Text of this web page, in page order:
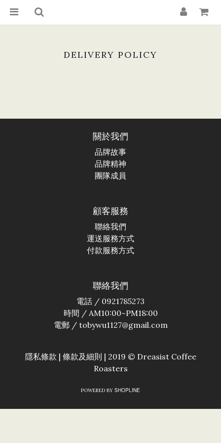
DELIVERY POLICY
關於我們
品牌故事
品牌精神
團隊成員
顧客服務
聯絡我們
運送服務方式
付款服務方式
聯絡我們
電話 / 0921785273
時間 / AM10:00~PM18:00
電郵 / tobywu1127@gmail.com
隱私條款 | 條款及細則 | 2019 © Dreasist Coffee
Roasters
POWERED BY SHOPLINE